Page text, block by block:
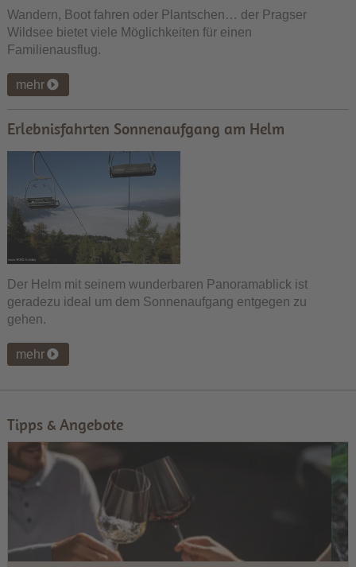
Wandern, Boot fahren oder Plantschen… der Pragser
Wildsee bietet viele Möglichkeiten für einen
Familienausflug.
mehr
Erlebnisfahrten Sonnenaufgang am Helm
Der Helm mit seinem wunderbaren Panoramablick ist
geradezu ideal um dem Sonnenaufgang entgegen zu
gehen.
mehr
Tipps & Angebote